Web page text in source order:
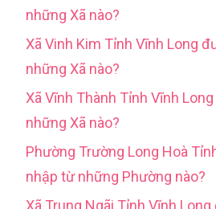
những Xã nào?
Xã Vinh Kim Tỉnh Vĩnh Long
những Xã nào?
Xã Vĩnh Thành Tỉnh Vĩnh
những Xã nào?
Phường Trường Long Hoà
nhập từ những Phường nào?
Xã Trung Ngãi Tỉnh Vĩnh